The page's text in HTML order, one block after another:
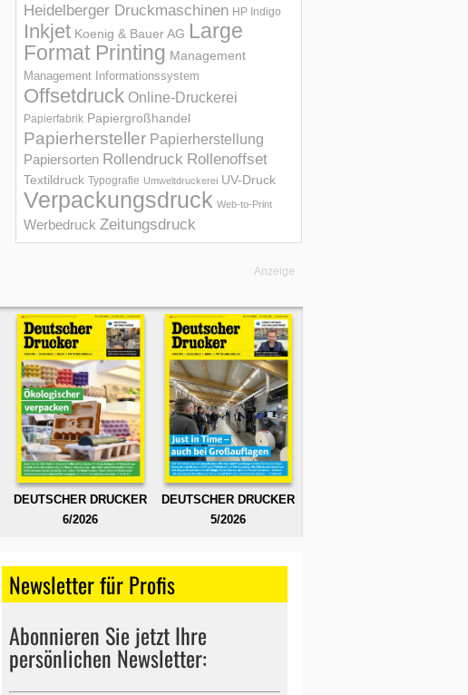
Heidelberger Druckmaschinen HP Indigo
Inkjet Koenig & Bauer AG Large
Format Printing Management
Management Informations­system
Offsetdruck Online-Druckerei
Papierfabrik Papiergroßhandel
Papierhersteller Papierherstellung
Papiersorten Rollendruck Rollenoffset
Textildruck Typografie Umweltdruckerei UV-Druck
Verpackungsdruck Web-to-Print
Werbedruck Zeitungsdruck
Anzeige
DEUTSCHER DRUCKER
6/2026
DEUTSCHER DRUCKER
5/2026
Newsletter für Profis
Abonnieren Sie jetzt Ihre
persönlichen Newsletter: